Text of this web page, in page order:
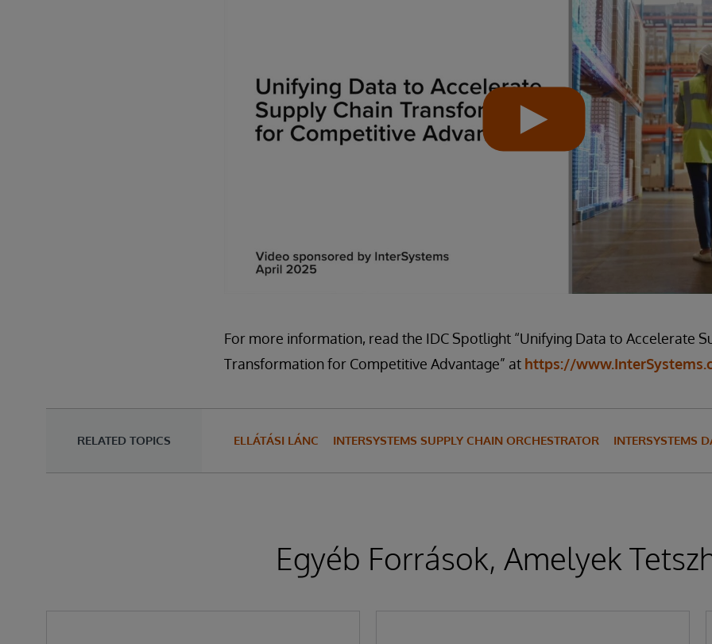
For more information, read the IDC Spotlight “Unifying Data to Accelerate
Transformation for Competitive Advantage” at https://
RELATED TOPICS ELLÁTÁSI LÁNC INTERSYSTEMS SUPPLY CHAIN ORCHESTRATOR INTERSYSTEMS
Egyéb Források, Amelyek